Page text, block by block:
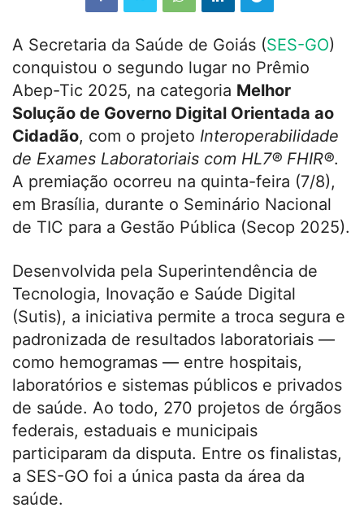
A Secretaria da Saúde de Goiás (SES-GO)
conquistou o segundo lugar no Prêmio
Abep-Tic 2025, na categoria Melhor
Solução de Governo Digital Orientada ao
Cidadão, com o projeto Interoperabilidade
de Exames Laboratoriais com HL7®️ FHIR®️.
A premiação ocorreu na quinta-feira (7/8),
em Brasília, durante o Seminário Nacional
de TIC para a Gestão Pública (Secop 2025).
Desenvolvida pela Superintendência de
Tecnologia, Inovação e Saúde Digital
(Sutis), a iniciativa permite a troca segura e
padronizada de resultados laboratoriais —
como hemogramas — entre hospitais,
laboratórios e sistemas públicos e privados
de saúde. Ao todo, 270 projetos de órgãos
federais, estaduais e municipais
participaram da disputa. Entre os finalistas,
a SES-GO foi a única pasta da área da
saúde.